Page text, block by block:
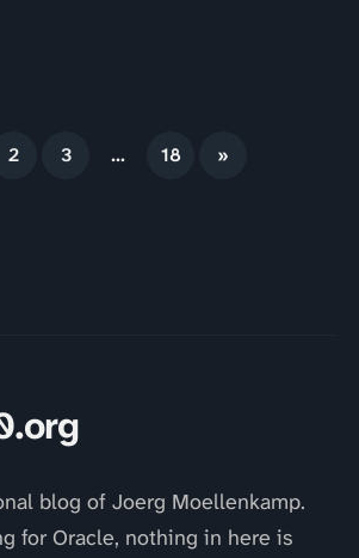
2 3 … 18 »
blog of Joerg Moellenkamp.
for Oracle, nothing in here is